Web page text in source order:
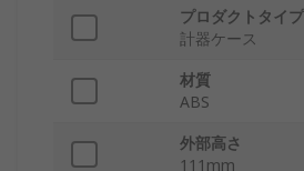
プロダクトタイプ
計器ケース
材質
ABS
外部高さ
111mm